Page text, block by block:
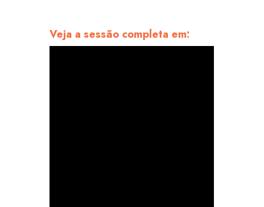
Veja a sessão completa em: